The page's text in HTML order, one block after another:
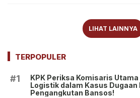
LIHAT LAINNYA
TERPOPULER
#1
KPK Periksa Komisaris Utama
Logistik dalam Kasus Dugaan
Pengangkutan Bansos!